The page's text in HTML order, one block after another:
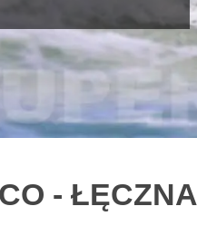
- ŁĘCZNA